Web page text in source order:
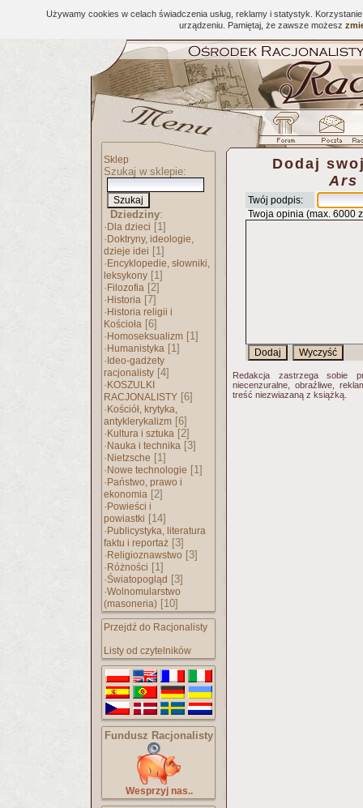
Używamy cookies w celach świadczenia usług, reklamy i statystyk.
urządzeniu. Pamiętaj, że zawsze możesz
Sklep
Szukaj w sklepie:
Dziedziny:
· Dla dzieci [1]
· Doktryny, ideologie,
dzieje idei [1]
· Encyklopedie, słowniki,
leksykony [1]
· Filozofia [2]
· Historia [7]
· Historia religii i
Kościoła [6]
· Homoseksualizm [1]
· Humanistyka [1]
· Ideo-gadżety
racjonalisty [4]
· KOSZULKI
RACJONALISTY [6]
· Kościół, krytyka,
antyklerykalizm [6]
· Kultura i sztuka [2]
· Nauka i technika [3]
· Nietzsche [1]
· Nowe technologie [1]
· Państwo, prawo i
ekonomia [2]
· Powieści i
powiastki [14]
· Publicystyka, literatura
faktu i reportaż [3]
· Religioznawstwo [3]
· Różności [1]
·Światopogląd [3]
·Wolnomularstwo
(masoneria) [10]
Przejdź do Racjonalisty
Listy od czytelników
Fundusz Racjonalisty
Wesprzyj nas..
Dodaj
Ars
Twój podpis:
Twoja opinia (max. 6000
Redakcja zastrzega sobie
niecenzuralne, obraźliwe,
treść niezwiazaną z książką.